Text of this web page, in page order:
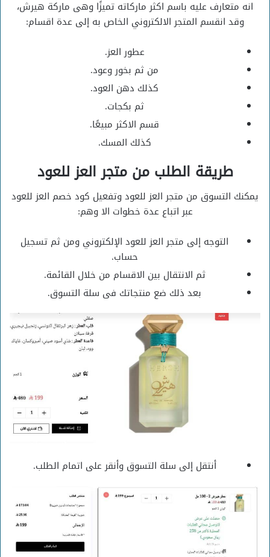
انه متعارف عليه باسم اكثر ماركاته تميزًا وهى ماركة هيرش،
وقد انقسم المتجر الالكتروني الخاص به إلى عدة اقسام:
عطور العز.
من ثم بخور وعود.
كذلك دهن العود.
ثم بكجات.
قسم الاكثر مبيعًا.
كذلك المسك.
طريقة الطلب من متجر العز للعود
يمكنك التسوق من متجر العز للعود وتفعيل كود خصم العز للعود
عبر اتباع عدة خطوات الا وهم:
التوجه إلى متجر العز للعود الإلكتروني ومن ثم تسجيل
حساب.
ثم الانتقال بين الاقسام من خلال القائمة.
بعد ذلك ضع منتجاتك فى سلة التسوق.
أنتقل إلى سلة التسوق وأنقر على اتمام الطلب.